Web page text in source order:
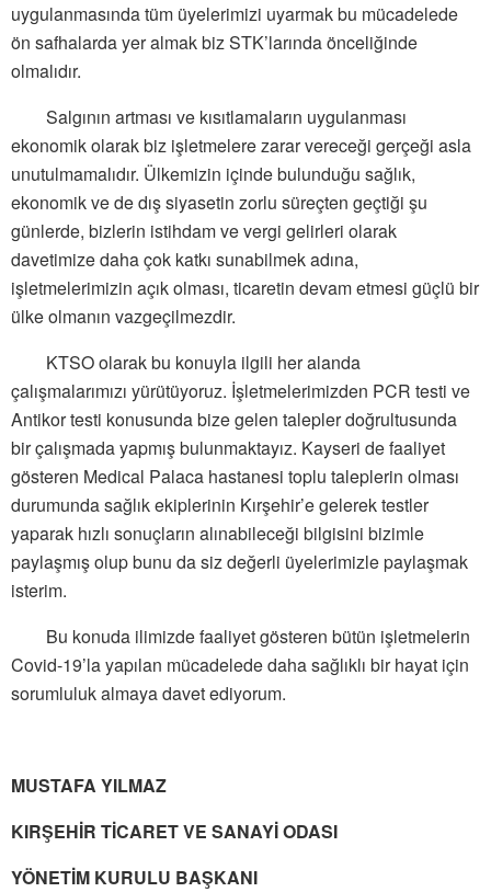
uygulanmasında tüm üyelerimizi uyarmak bu mücadelede
ön safhalarda yer almak biz STK’larında önceliğinde
olmalıdır.
Salgının artması ve kısıtlamaların uygulanması
ekonomik olarak biz işletmelere zarar vereceği gerçeği asla
unutulmamalıdır. Ülkemizin içinde bulunduğu sağlık,
ekonomik ve de dış siyasetin zorlu süreçten geçtiği şu
günlerde, bizlerin istihdam ve vergi gelirleri olarak
davetimize daha çok katkı sunabilmek adına,
işletmelerimizin açık olması, ticaretin devam etmesi güçlü bir
ülke olmanın vazgeçilmezdir.
KTSO olarak bu konuyla ilgili her alanda
çalışmalarımızı yürütüyoruz. İşletmelerimizden PCR testi ve
Antikor testi konusunda bize gelen talepler doğrultusunda
bir çalışmada yapmış bulunmaktayız. Kayseri de faaliyet
gösteren Medical Palaca hastanesi toplu taleplerin olması
durumunda sağlık ekiplerinin Kırşehir’e gelerek testler
yaparak hızlı sonuçların alınabileceği bilgisini bizimle
paylaşmış olup bunu da siz değerli üyelerimizle paylaşmak
isterim.
Bu konuda ilimizde faaliyet gösteren bütün işletmelerin
Covid-19’la yapılan mücadelede daha sağlıklı bir hayat için
sorumluluk almaya davet ediyorum.
MUSTAFA YILMAZ
KIRŞEHİR TİCARET VE SANAYİ ODASI
YÖNETİM KURULU BAŞKANI